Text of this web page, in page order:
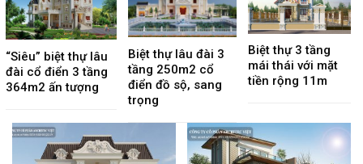
“Siêu” biệt thự lâu
đài cổ điển 3 tầng
364m2 ấn tượng
Biệt thự lâu đài 3
tầng 250m2 cổ
điển đồ sộ, sang
trọng
Biệt thự 3 tầng
mái thái với mặt
tiền rộng 11m